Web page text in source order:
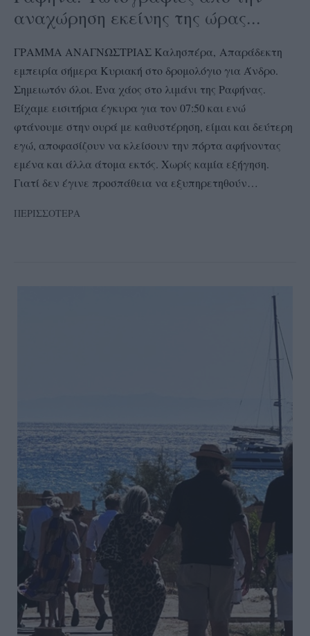
αναχώρηση εκείνης της ώρας...
ΓΡΑΜΜΑ ΑΝΑΓΝΩΣΤΡΙΑΣ Καλησπέρα, Απαράδεκτη
εμπειρία σήμερα Κυριακή στο δρομολόγιο για Άνδρο.
Σημειωτόν όλοι. Ένα χάος στο λιμάνι της Ραφήνας.
Είχαμε εισιτήρια έγκυρα για τον 07:50 και ενώ
φτάνουμε στην ουρά με καθυστέρηση, είμαι και δεύτερη
εγώ, αποφασίζουν να κλείσουν την πόρτα αφήνοντας
εμένα και άλλα άτομα εκτός. Χωρίς καμία εξήγηση.
Γιατί δεν έγινε προσπάθεια να εξυπηρετηθούν…
ΠΕΡΙΣΣΟΤΕΡΑ